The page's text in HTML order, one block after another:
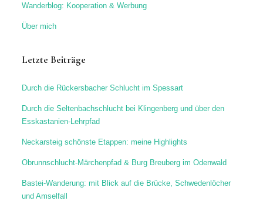
Wanderblog: Kooperation & Werbung
Über mich
Letzte Beiträge
Durch die Rückersbacher Schlucht im Spessart
Durch die Seltenbachschlucht bei Klingenberg und über den
Esskastanien-Lehrpfad
Neckarsteig schönste Etappen: meine Highlights
Obrunnschlucht-Märchenpfad & Burg Breuberg im Odenwald
Bastei-Wanderung: mit Blick auf die Brücke, Schwedenlöcher
und Amselfall